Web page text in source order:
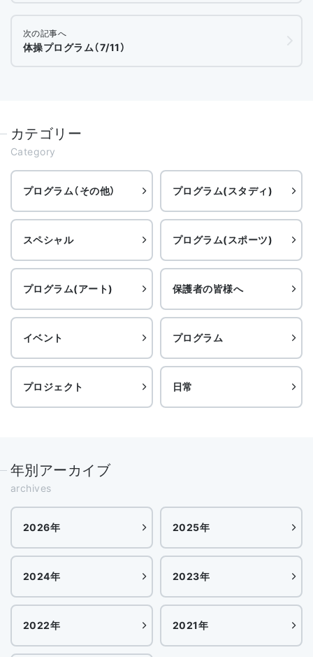
次の記事へ
体操プログラム（7/11）
カテゴリー
Category
プログラム（その他） プログラム(スタディ)
スペシャル プログラム(スポーツ)
プログラム(アート) 保護者の皆様へ
イベント プログラム
プロジェクト 日常
年別アーカイブ
archives
2026年 2025年
2024年 2023年
2022年 2021年